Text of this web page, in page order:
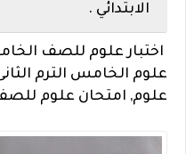
الابتدائي .
اختبار علوم للصف
علوم الخامس الترم
علوم, امتحان علوم